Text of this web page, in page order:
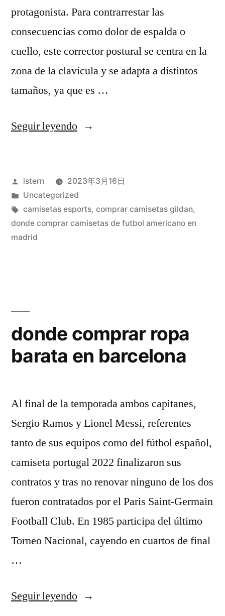
protagonista. Para contrarrestar las
consecuencias como dolor de espalda o
cuello, este corrector postural se centra en la
zona de la clavícula y se adapta a distintos
tamaños, ya que es …
Seguir leyendo«comprar
marca»
Publicado
por
istern
2023年3月16日
Publicado
en
Uncategorized
Etiquetas:
camisetas esports, comprar camisetas gildan,
donde comprar camisetas de futbol americano en
madrid
donde comprar ropa
barata en barcelona
Al final de la temporada ambos capitanes,
Sergio Ramos y Lionel Messi, referentes
tanto de sus equipos como del fútbol español,
camiseta portugal 2022 finalizaron sus
contratos y tras no renovar ninguno de los dos
fueron contratados por el Paris Saint-Germain
Football Club. En 1985 participa del último
Torneo Nacional, cayendo en cuartos de final
…
Seguir leyendo«donde